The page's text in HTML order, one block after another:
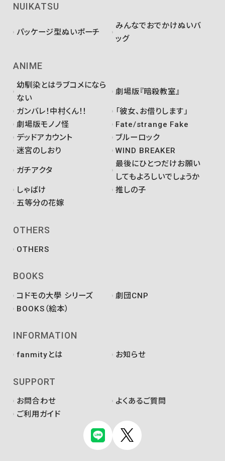
NUIKATSU
パッケージ型ぬいポーチ
みんなでおでかけぬいバ
ッグ
ANIME
幼馴染とはラブコメになら
ない
劇場版『暗殺教室』
ガンバレ！中村くん！！
「彼女、お借りします」
劇場版モノノ怪
Fate/strange Fake
デッドアカウント
ブルーロック
迷宮のしおり
WIND BREAKER
ガチアクタ
最後にひとつだけお願い
してもよろしいでしょうか
しゃばけ
推しの子
五等分の花嫁
OTHERS
OTHERS
BOOKS
コドモの大學 シリーズ
劇団CNP
BOOKS（絵本）
INFORMATION
fanmityとは お知らせ
SUPPORT
お問合わせ
よくあるご質問
ご利用ガイド